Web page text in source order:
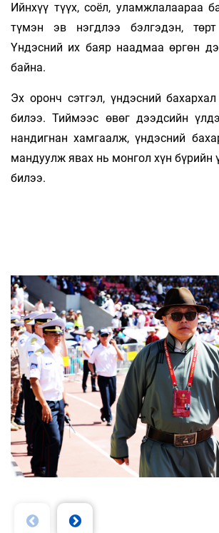
Ийнхүү түүх, соёл, уламжлалаараа
түмэн эв нэгдлээ бэлгэдэн,
Үндэсний их баяр наадмаа өргөн
байна.
Эх оронч сэтгэл, үндэсний
билээ. Тиймээс өвөг дээдсийн
нандигнан хамгаалж, үндэсний
мандуулж явах нь монгол хүн бүрийн
билээ.